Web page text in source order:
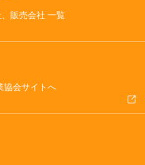
販売会社 一覧
協会サイトへ